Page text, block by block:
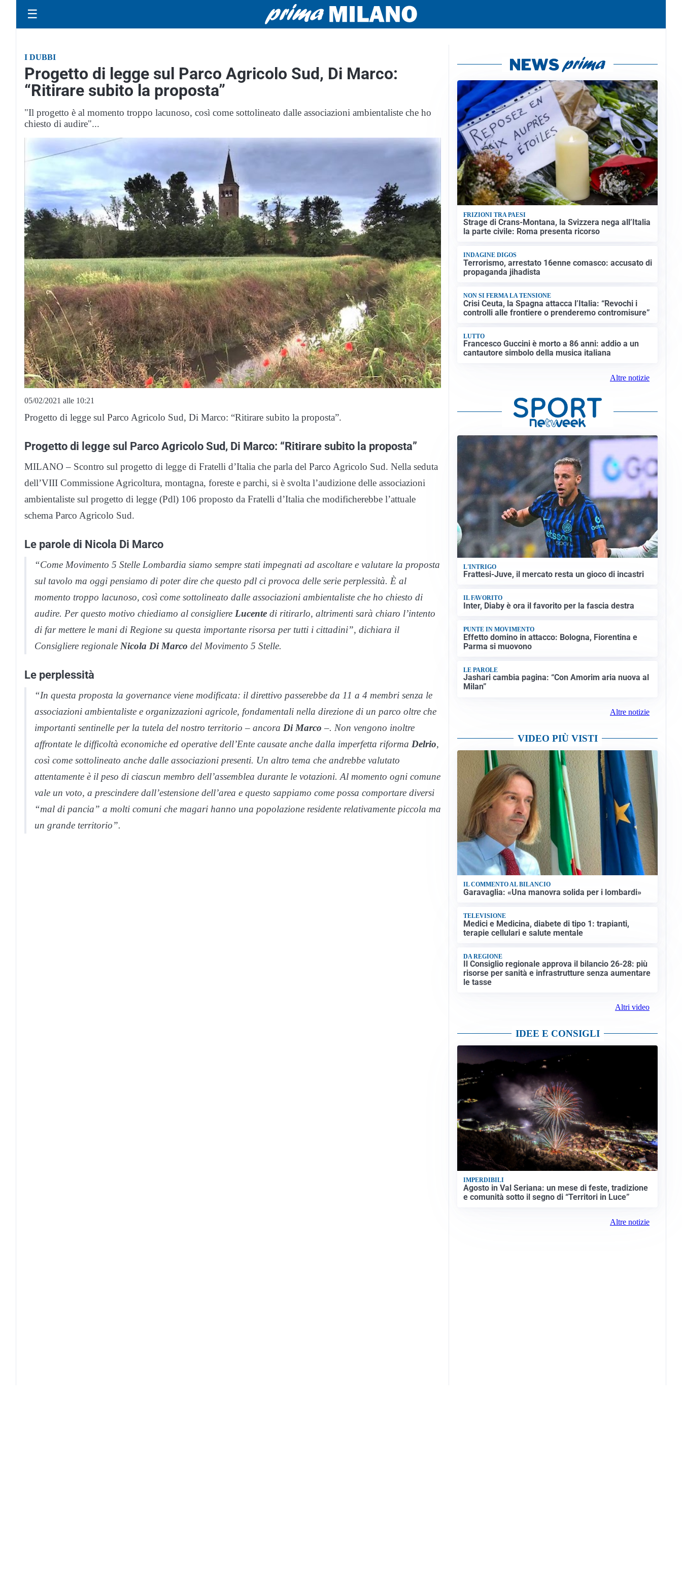
☰
I DUBBI
Progetto di legge sul Parco Agricolo Sud, Di Marco:
“Ritirare subito la proposta”
"Il progetto è al momento troppo lacunoso, così come sottolineato dalle associazioni ambientaliste che ho
chiesto di audire"...
05/02/2021 alle 10:21
Progetto di legge sul Parco Agricolo Sud, Di Marco: “Ritirare subito la proposta”.
Progetto di legge sul Parco Agricolo Sud, Di Marco: “Ritirare subito la proposta”
MILANO – Scontro sul progetto di legge di Fratelli d’Italia che parla del Parco Agricolo Sud. Nella seduta
dell’VIII Commissione Agricoltura, montagna, foreste e parchi, si è svolta l’audizione delle associazioni
ambientaliste sul progetto di legge (Pdl) 106 proposto da Fratelli d’Italia che modificherebbe l’attuale
schema Parco Agricolo Sud.
Le parole di Nicola Di Marco
“Come Movimento 5 Stelle Lombardia siamo sempre stati impegnati ad ascoltare e valutare la proposta
sul tavolo ma oggi pensiamo di poter dire che questo pdl ci provoca delle serie perplessità. È al
momento troppo lacunoso, così come sottolineato dalle associazioni ambientaliste che ho chiesto di
audire. Per questo motivo chiediamo al consigliere Lucente di ritirarlo, altrimenti sarà chiaro l’intento
di far mettere le mani di Regione su questa importante risorsa per tutti i cittadini”, dichiara il
Consigliere regionale Nicola Di Marco del Movimento 5 Stelle.
Le perplessità
“In questa proposta la governance viene modificata: il direttivo passerebbe da 11 a 4 membri senza le
associazioni ambientaliste e organizzazioni agricole, fondamentali nella direzione di un parco oltre che
importanti sentinelle per la tutela del nostro territorio – ancora Di Marco –. Non vengono inoltre
affrontate le difficoltà economiche ed operative dell’Ente causate anche dalla imperfetta riforma Delrio,
così come sottolineato anche dalle associazioni presenti. Un altro tema che andrebbe valutato
attentamente è il peso di ciascun membro dell’assemblea durante le votazioni. Al momento ogni comune
vale un voto, a prescindere dall’estensione dell’area e questo sappiamo come possa comportare diversi
“mal di pancia” a molti comuni che magari hanno una popolazione residente relativamente piccola ma
un grande territorio”.
FRIZIONI TRA PAESI
Strage di Crans-Montana, la Svizzera nega all’Italia
la parte civile: Roma presenta ricorso
INDAGINE DIGOS
Terrorismo, arrestato 16enne comasco: accusato di
propaganda jihadista
NON SI FERMA LA TENSIONE
Crisi Ceuta, la Spagna attacca l’Italia: “Revochi i
controlli alle frontiere o prenderemo contromisure”
LUTTO
Francesco Guccini è morto a 86 anni: addio a un
cantautore simbolo della musica italiana
Altre notizie
L'INTRIGO
Frattesi-Juve, il mercato resta un gioco di incastri
IL FAVORITO
Inter, Diaby è ora il favorito per la fascia destra
PUNTE IN MOVIMENTO
Effetto domino in attacco: Bologna, Fiorentina e
Parma si muovono
LE PAROLE
Jashari cambia pagina: “Con Amorim aria nuova al
Milan”
Altre notizie
VIDEO PIÙ VISTI
IL COMMENTO AL BILANCIO
Garavaglia: «Una manovra solida per i lombardi»
TELEVISIONE
Medici e Medicina, diabete di tipo 1: trapianti,
terapie cellulari e salute mentale
DA REGIONE
Il Consiglio regionale approva il bilancio 26-28: più
risorse per sanità e infrastrutture senza aumentare
le tasse
Altri video
IDEE E CONSIGLI
IMPERDIBILI
Agosto in Val Seriana: un mese di feste, tradizione
e comunità sotto il segno di “Territori in Luce”
Altre notizie